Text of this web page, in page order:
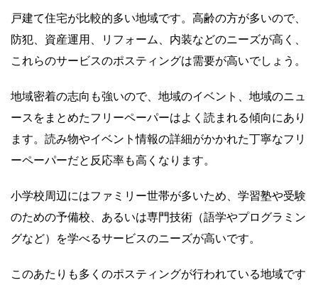
戸建て住宅が比較的多い地域です。高齢の方が多いので、
防犯、資産運用、リフォーム、内装などのニーズが高く、
これらのサービスのポスティングは需要が高いでしょう。
地域密着の志向も強いので、地域のイベント、地域のニュ
ースをまとめたフリーペーパーはよく読まれる傾向にあり
ます。読み物やイベント情報の詳細がかかれた丁寧なフリ
ーペーパーだと反応率も高くなります。
小学校周辺にはファミリー世帯が多いため、学習塾や受験
のための予備校、あるいは専門技術（語学やプログラミン
グなど）を学べるサービスのニーズが高いです。
このあたりも多くのポスティングが行われている地域です